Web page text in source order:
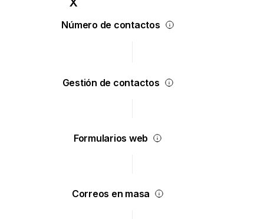
Número de contactos
Gestión de contactos
Formularios web
Correos en masa